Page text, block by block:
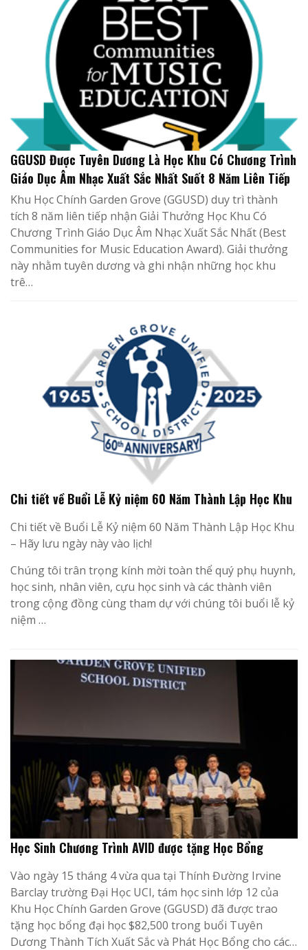
GGUSD Được Tuyên Dương Là Học Khu Có Chương Trình
Giáo Dục Âm Nhạc Xuất Sắc Nhất Suốt 8 Năm Liên Tiếp
Khu Học Chính Garden Grove (GGUSD) duy trì thành
tích 8 năm liên tiếp nhận Giải Thưởng Học Khu Có
Chương Trình Giáo Dục Âm Nhạc Xuất Sắc Nhất (Best
Communities for Music Education Award). Giải thưởng
này nhằm tuyên dương và ghi nhận những học khu
trê…
Chi tiết về Buổi Lễ Kỷ niệm 60 Năm Thành Lập Học Khu
Chi tiết về Buổi Lễ Kỷ niệm 60 Năm Thành Lập Học Khu
– Hãy lưu ngày này vào lịch!
Chúng tôi trân trọng kính mời toàn thể quý phụ huynh,
học sinh, nhân viên, cựu học sinh và các thành viên
trong cộng đồng cùng tham dự với chúng tôi buổi lễ kỷ
niệm …
Học Sinh Chương Trình AVID được tặng Học Bổng
Vào ngày 15 tháng 4 vừa qua tại Thính Đường Irvine
Barclay trường Đại Học UCI, tám học sinh lớp 12 của
Khu Học Chính Garden Grove (GGUSD) đã được trao
tặng học bổng đại học $82,500 trong buổi Tuyên
Dương Thành Tích Xuất Sắc và Phát Học Bổng cho các…